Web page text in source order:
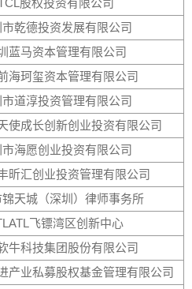
股权投资有限公司
乾德投资发展有限公司
蓝马资本管理有限公司
海珂玺资本管理有限公司
道淳投资管理有限公司
使成长创新创业投资有限公司
海愿创业投资有限公司
昕汇创业投资管理有限公司
锦天城（深圳）律师事务所
飞镖湾区创新中心
牛科技集团股份有限公司
产业私募股权基金管理有限公司